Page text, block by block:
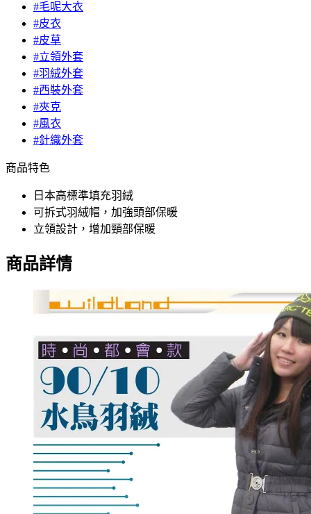
#毛呢大衣
#皮衣
#皮草
#立領外套
#羽絨外套
#西裝外套
#夾克
#風衣
#針織外套
商品特色
日本高標準填充羽絨
可拆式羽絨帽，加強頭部保暖
立領設計，增加頸部保暖
商品詳情